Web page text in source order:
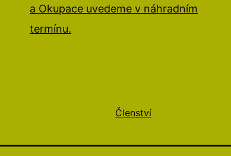
a Okupace uvedeme v náhradním
termínu.
Členství